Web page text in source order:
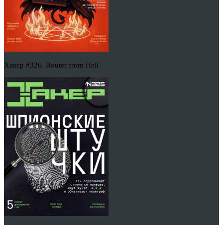
Хакер #326. Router from Hell